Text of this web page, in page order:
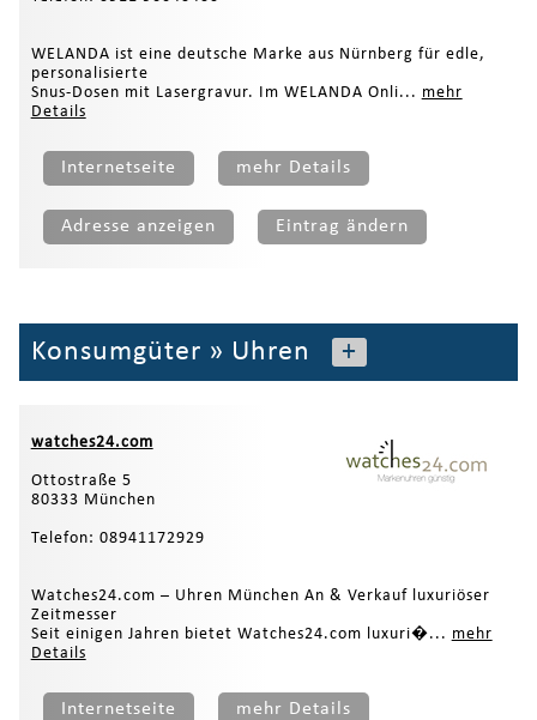
WELANDA ist eine deutsche Marke aus Nürnberg für edle,
personalisierte
Snus-Dosen mit Lasergravur. Im WELANDA Onli... mehr
Details
Internetseite mehr Details
Adresse anzeigen Eintrag ändern
Konsumgüter » Uhren +
watches24.com
Ottostraße 5
80333 München
Telefon: 08941172929
Watches24.com – Uhren München An & Verkauf luxuriöser
Zeitmesser
Seit einigen Jahren bietet Watches24.com luxuri�... mehr
Details
Internetseite mehr Details